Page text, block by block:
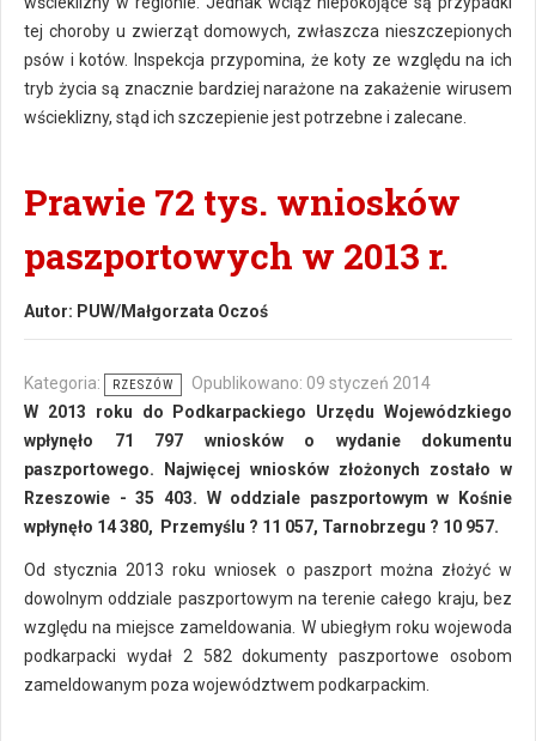
tej choroby u zwierząt domowych, zwłaszcza nieszczepionych
psów i kotów. Inspekcja przypomina, że koty ze względu na ich
tryb życia są znacznie bardziej narażone na zakażenie wirusem
wścieklizny, stąd ich szczepienie jest potrzebne i zalecane.
Prawie 72 tys. wniosków
paszportowych w 2013 r.
Autor: PUW/Małgorzata Oczoś
Kategoria: RZESZÓW
Opublikowano: 09 styczeń 2014
W 2013 roku do Podkarpackiego Urzędu Wojewódzkiego
wpłynęło 71 797 wniosków o wydanie dokumentu
paszportowego. Najwięcej wniosków złożonych zostało w
Rzeszowie - 35 403. W oddziale paszportowym w Kośnie
wpłynęło 14 380, Przemyślu ? 11 057, Tarnobrzegu ? 10 957.
Od stycznia 2013 roku wniosek o paszport można złożyć w
dowolnym oddziale paszportowym na terenie całego kraju, bez
względu na miejsce zameldowania. W ubiegłym roku wojewoda
podkarpacki wydał 2 582 dokumenty paszportowe osobom
zameldowanym poza województwem podkarpackim.